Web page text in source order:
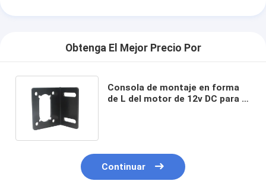
Obtenga El Mejor Precio Por
Consola de montaje en forma
de L del motor de 12v DC para el
Continuar